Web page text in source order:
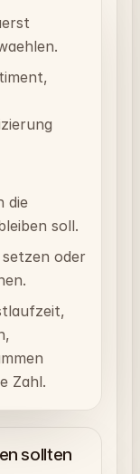
die
soll.
oder
Zahl.
sollten